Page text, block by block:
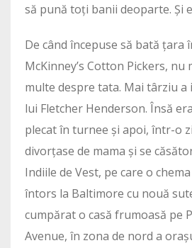
să pună toți banii deoparte. Și
De când începuse să bată țara
McKinney’s Cotton Pickers, nu
multe despre tata. Mai târziu
lui Fletcher Henderson. Însă
plecat în turnee și apoi, într-o
divorțase de mama și se
Indiile de Vest, pe care o
întors la Baltimore cu nouă
cumpărat o casă frumoasă pe
Avenue, în zona de nord a